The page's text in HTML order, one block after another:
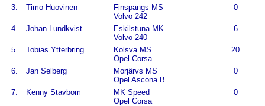
3. Timo Huovinen
Finspångs MS
Volvo 242
0
4. Johan Lundkvist
Eskilstuna MK
Volvo 240
6
5. Tobias Ytterbring
Kolsva MS
Opel Corsa
20
6. Jan Selberg
Morjärvs MS
Opel Ascona B
0
7. Kenny Stavbom
MK Speed
Opel Corsa
0